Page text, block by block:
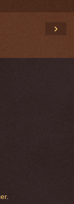
›
.